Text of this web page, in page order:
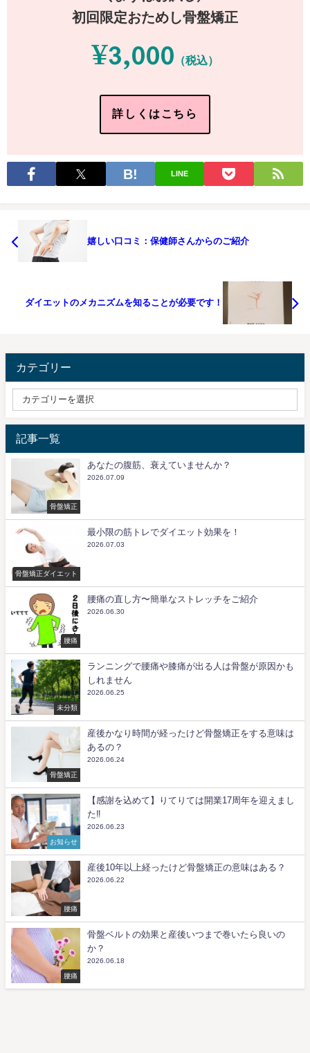
初回限定おためし骨盤矯正
¥3,000 （税込）
詳しくはこちら
LINE
嬉しい口コミ：保健師さんからのご紹介
ダイエットのメカニズムを知ることが必要です！
カテゴリー
記事一覧
骨盤矯正
あなたの腹筋、衰えていませんか？
2026.07.09
骨盤矯正ダイエット
最小限の筋トレでダイエット効果を！
2026.07.03
腰痛
腰痛の直し方〜簡単なストレッチをご紹介
2026.06.30
未分類
ランニングで腰痛や膝痛が出る人は骨盤が原因かも
しれません
2026.06.25
骨盤矯正
産後かなり時間が経ったけど骨盤矯正をする意味は
あるの？
2026.06.24
お知らせ
【感謝を込めて】りてりては開業17周年を迎えまし
た‼️
2026.06.23
腰痛
産後10年以上経ったけど骨盤矯正の意味はある？
2026.06.22
腰痛
骨盤ベルトの効果と産後いつまで巻いたら良いの
か？
2026.06.18